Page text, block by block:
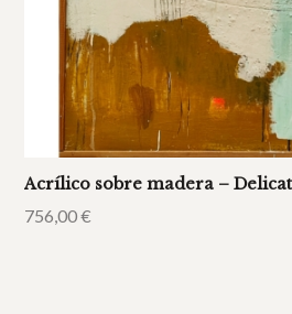
Acrílico sobre madera –
756,00€